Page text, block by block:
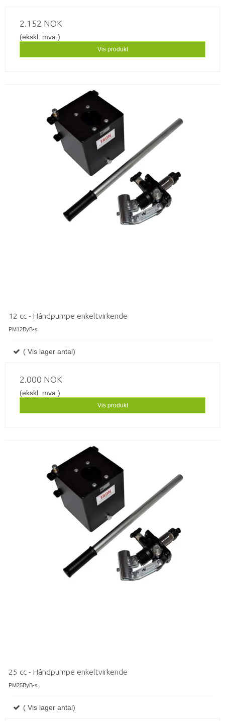
2.152 NOK
(ekskl. mva.)
Vis produkt
12 cc - Håndpumpe enkeltvirkende
PM12ByB-s
( Vis lager antal)
2.000 NOK
(ekskl. mva.)
Vis produkt
25 cc - Håndpumpe enkeltvirkende
PM25ByB-s
( Vis lager antal)